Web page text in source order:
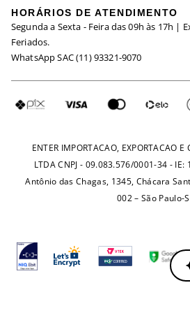
Igualdade Salarial
Requisição de Dados
Minha Conta
Trocas
Fretes e Tarifas
Maternidade
Seja um Afiliado
HORÁRIOS DE ATENDIMENTO
Segunda a Sexta - Feira das 09h às 17h |
Feriados.
WhatsApp SAC (11) 93321-9070
ENTER IMPORTACAO, EXPORTACAO
LTDA CNPJ - 09.083.576/0001-34 - IE:
Antônio das Chagas, 1345, Chácara
002 – São Paulo-